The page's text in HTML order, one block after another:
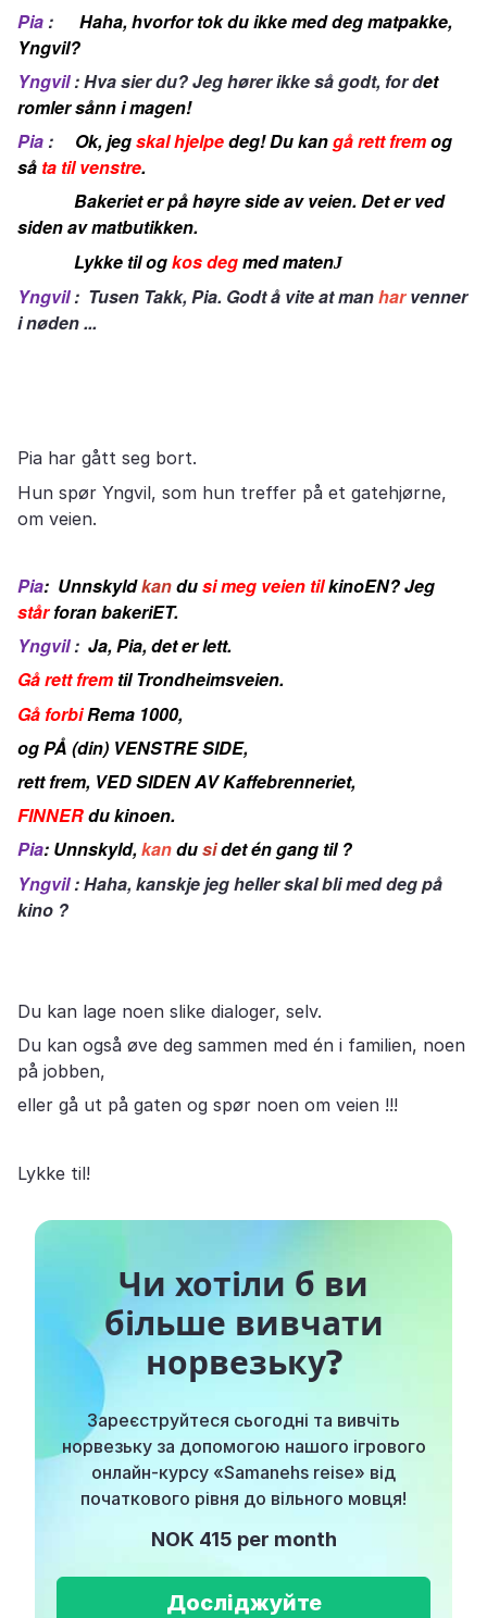
Pia : Haha, hvorfor tok du ikke med deg matpakke,
Yngvil?
Yngvil:Hva sier du? Jeg hører ikke så godt, for det
romler sånn i magen!
Pia : Ok, jegskal hjelpedeg! Du kangå rett fremog
så ta til venstre.
Bakeriet er på høyre side av veien. Det er ved
siden av matbutikken.
Lykke til ogkos degmed matenJ
Yngvil: Tusen Takk, Pia. Godt å vite at manharvenner
i nøden ...
Pia har gått seg bort.
Hun spør Yngvil, som hun treffer på et gatehjørne,
om veien.
Pia: Unnskyldkandusi meg veien tilkinoEN? Jeg
stårforan bakeriET.
Yngvil: Ja, Pia, det er lett.
Gå rett frem til Trondheimsveien.
Gå forbiRema 1000,
og PÅ (din) VENSTRE SIDE,
rett frem, VED SIDEN AV Kaffebrenneriet,
FINNERdu kinoen.
Pia: Unnskyld,kandusidet én gang til ?
Yngvil: Haha, kanskje jeg heller skal bli med deg på
kino ?
Du kan lage noen slike dialoger, selv.
Du kan også øve deg sammen med én i familien, noen
på jobben,
eller gå ut på gaten og spør noen om veien !!!
Lykke til!
Чи хотіли б ви
більше вивчати
норвезьку?
Зареєструйтеся сьогодні та вивчіть
норвезьку за допомогою нашого ігрового
онлайн-курсу «Samanehs reise» від
початкового рівня до вільного мовця!
NOK 415 per month
Досліджуйте